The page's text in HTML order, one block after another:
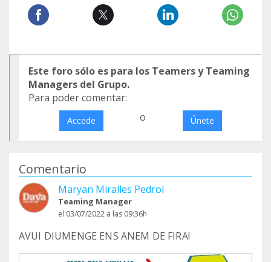
Este foro sólo es para los Teamers y Teaming
Managers del Grupo.
Para poder comentar:
Accede o Únete
Comentario
Maryan Miralles Pedrol
Teaming Manager
el 03/07/2022 a las 09:36h
AVUI DIUMENGE ENS ANEM DE FIRA!